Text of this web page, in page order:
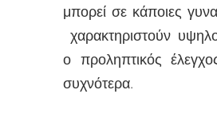
μπορεί σε κάποιες
χαρακτηριστούν
ο προληπτικός
συχνότερα.